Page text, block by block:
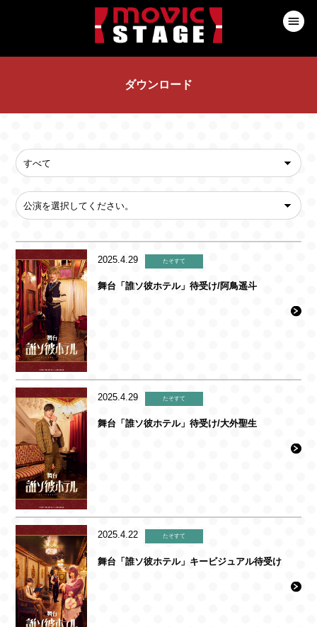
ダウンロード
2025.4.29 たそすて
舞台「誰ソ彼ホテル」待受け/阿鳥遥斗
2025.4.29 たそすて
舞台「誰ソ彼ホテル」待受け/大外聖生
2025.4.22 たそすて
舞台「誰ソ彼ホテル」キービジュアル待受け